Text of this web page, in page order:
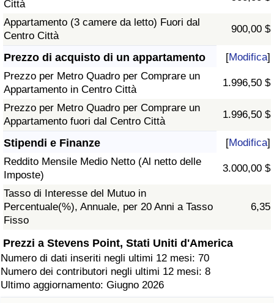
Città
Appartamento (3 camere da letto) Fuori dal
Centro Città
900,00 $
Prezzo di acquisto di un appartamento [Modifica]
Prezzo per Metro Quadro per Comprare un
Appartamento in Centro Città
1.996,50 $
Prezzo per Metro Quadro per Comprare un
Appartamento fuori dal Centro Città
1.996,50 $
Stipendi e Finanze [Modifica]
Reddito Mensile Medio Netto (Al netto delle
Imposte)
3.000,00 $
Tasso di Interesse del Mutuo in
Percentuale(%), Annuale, per 20 Anni a Tasso
Fisso
6,35
Prezzi a Stevens Point, Stati Uniti d'America
Numero di dati inseriti negli ultimi 12 mesi: 70
Numero dei contributori negli ultimi 12 mesi: 8
Ultimo aggiornamento: Giugno 2026